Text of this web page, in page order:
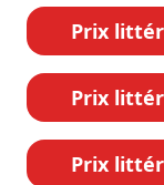
Prix
Prix
Prix